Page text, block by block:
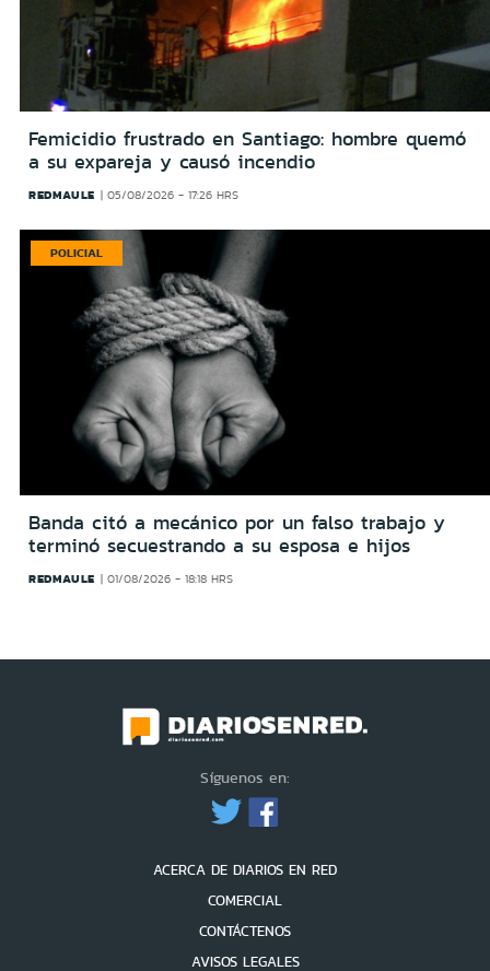
Femicidio frustrado en Santiago: hombre quemó
a su expareja y causó incendio
REDMAULE 05/08/2026 - 17:26 HRS
POLICIAL
Banda citó a mecánico por un falso trabajo y
terminó secuestrando a su esposa e hijos
REDMAULE 01/08/2026 - 18:18 HRS
Síguenos en:
ACERCA DE DIARIOS EN RED
COMERCIAL
CONTÁCTENOS
AVISOS LEGALES